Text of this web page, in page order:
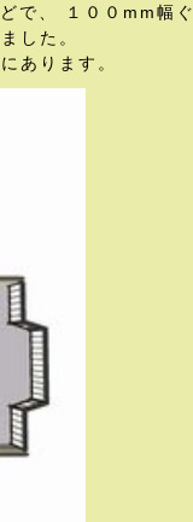
で、 １００mm幅ぐ
した。
あります。